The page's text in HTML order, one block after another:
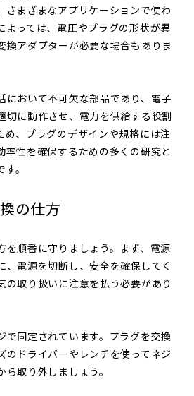
さまざまなアプリケーションで使わ
よっては、電圧やプラグの形状が異
換アダプターが必要な場合もありま
において不可欠な部品であり、電子
切に動作させ、電力を供給する役割
め、プラグのデザインや規格には注
率性を確保するための多くの研究と
。
の仕方
を順番に守りましょう。まず、電源
、電源を切断し、安全を確保してく
の取り扱いに注意を払う必要があり
で固定されています。プラグを交換
のドライバーやレンチを使ってネジ
取り外しましょう。